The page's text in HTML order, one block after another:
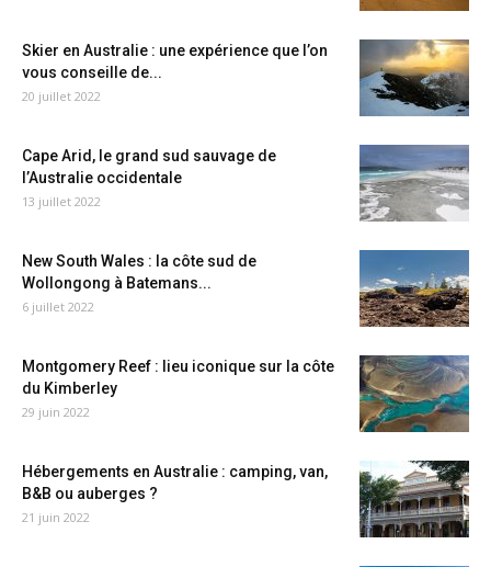
Skier en Australie : une expérience que l’on
vous conseille de...
20 juillet 2022
Cape Arid, le grand sud sauvage de
l’Australie occidentale
13 juillet 2022
New South Wales : la côte sud de
Wollongong à Batemans...
6 juillet 2022
Montgomery Reef : lieu iconique sur la côte
du Kimberley
29 juin 2022
Hébergements en Australie : camping, van,
B&B ou auberges ?
21 juin 2022